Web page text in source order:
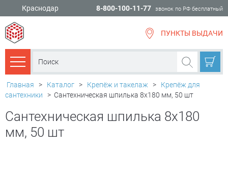
Краснодар 8-800-100-11-77 звонок по РФ бесплатный
ПУНКТЫ ВЫДАЧИ
Каталог товаров
Главная > Каталог > Крепёж и такелаж >
Крепёж для
сантехники
> Сантехническая шпилька 8х180 мм, 50 шт
Сантехническая шпилька 8х180
мм, 50 шт